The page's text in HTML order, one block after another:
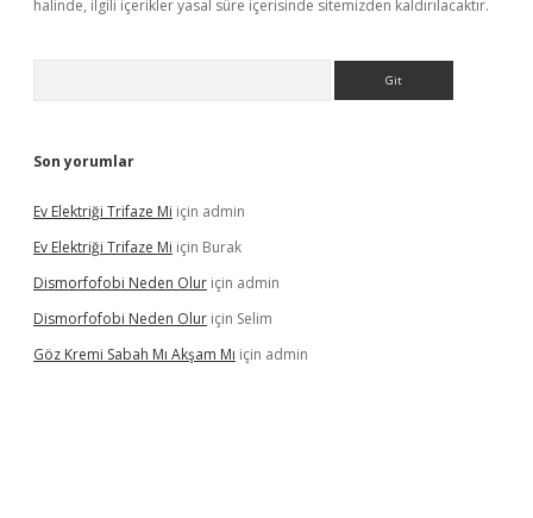
halinde, ilgili içerikler yasal süre içerisinde sitemizden kaldırılacaktır.
Son yorumlar
Ev Elektriği Trifaze Mi için admin
Ev Elektriği Trifaze Mi için Burak
Dismorfofobi Neden Olur için admin
Dismorfofobi Neden Olur için Selim
Göz Kremi Sabah Mı Akşam Mı için admin